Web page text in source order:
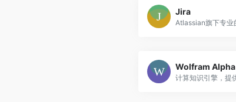
Jira
Wolfram Alpha